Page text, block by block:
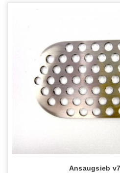
Ansaugsieb